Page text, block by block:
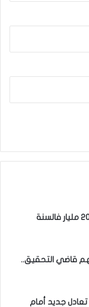
أيت منا: “الوداد اليوم عايشة بسبابي وخسرت 20 مليار فالسنة
قاضي التحقيق..
تعادل جديد أمام